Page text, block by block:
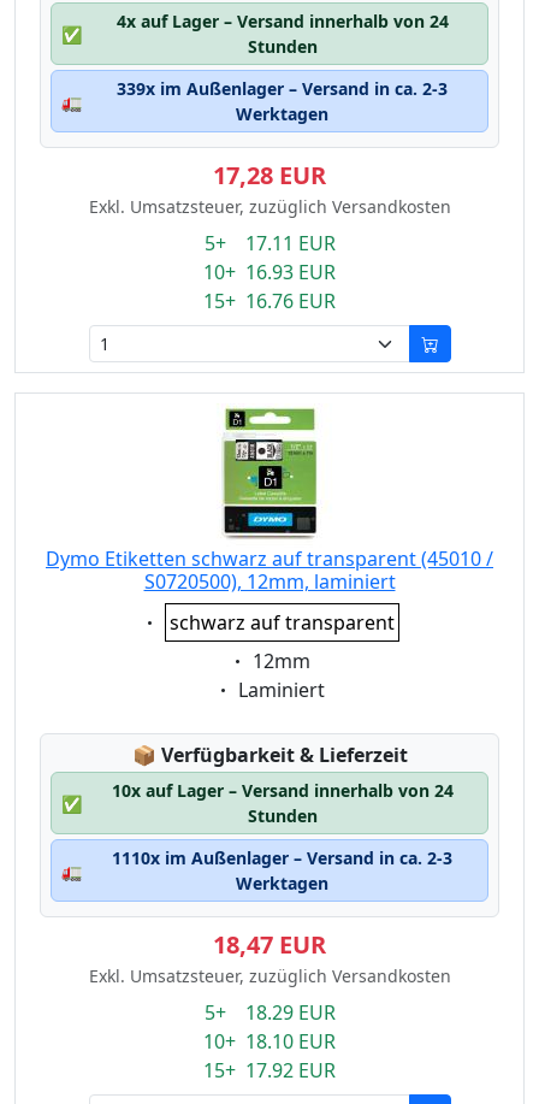
✅
4x auf Lager – Versand innerhalb von 24
Stunden
🚛
339x im Außenlager – Versand in ca. 2-3
Werktagen
17,28 EUR
Exkl. Umsatzsteuer, zuzüglich Versandkosten
5+ 17.11 EUR
10+ 16.93 EUR
15+ 16.76 EUR
Dymo Etiketten schwarz auf transparent (45010 /
S0720500), 12mm, laminiert
Eigenschaft:
schwarz auf transparent
Eigenschaft:
12mm
Eigenschaft:
Laminiert
📦 Lagerstatus:
Verfügbarkeit & Lieferzeit
✅
10x auf Lager – Versand innerhalb von 24
Stunden
🚛
1110x im Außenlager – Versand in ca. 2-3
Werktagen
18,47 EUR
Exkl. Umsatzsteuer, zuzüglich Versandkosten
5+ 18.29 EUR
10+ 18.10 EUR
15+ 17.92 EUR